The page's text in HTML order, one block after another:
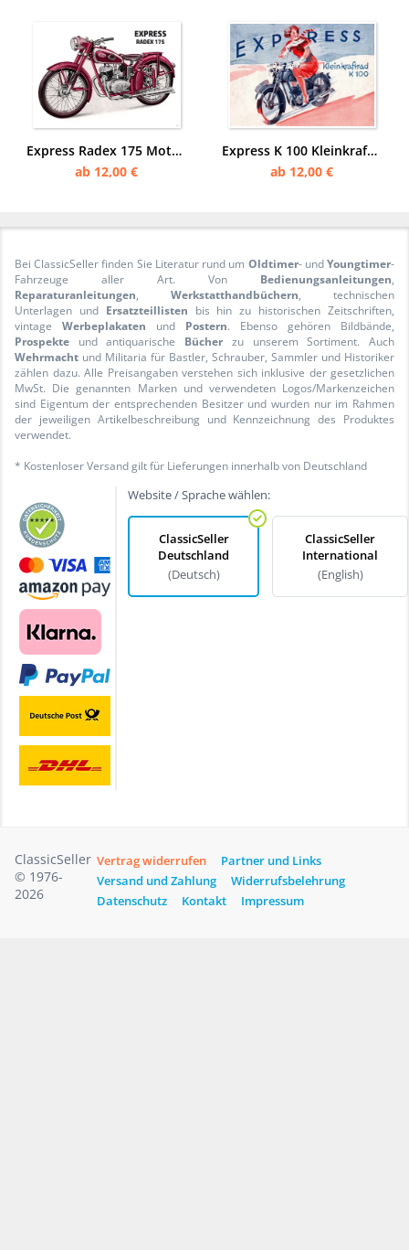
Express Radex 175 Motorrad Poster Plakat
ab 12,00 €
Express K 100 Kleinkraftrad Motorrad Poster Plakat
ab 12,00 €
Bei ClassicSeller finden Sie Literatur rund um Oldtimer- undYoungtimer-
Fahrzeuge aller Art. Von Bedienungsanleitungen,
Reparaturanleitungen, Werkstatthandbüchern, technischen
Unterlagen und Ersatzteillisten bis hin zu historischen Zeitschriften,
vintage Werbeplakaten und Postern. Ebenso gehören Bildbände,
Prospekte und antiquarische Bücher zu unserem Sortiment. Auch
Wehrmacht und Militaria für Bastler, Schrauber, Sammler und Historiker
zählen dazu. Alle Preisangaben verstehen sich inklusive der gesetzlichen
MwSt. Die genannten Marken und verwendeten Logos/Markenzeichen
sind Eigentum der entsprechenden Besitzer und wurden nur im Rahmen
der jeweiligen Artikelbeschreibung und Kennzeichnung des Produktes
verwendet.
* Kostenloser Versand gilt für Lieferungen innerhalb von Deutschland
Website / Sprache wählen:
ClassicSeller
Deutschland
(Deutsch)
ClassicSeller
International
(English)
ClassicSeller
© 1976-
2026
Vertrag widerrufen
Partner und Links
Versand und Zahlung
Widerrufsbelehrung
Datenschutz
Kontakt Impressum